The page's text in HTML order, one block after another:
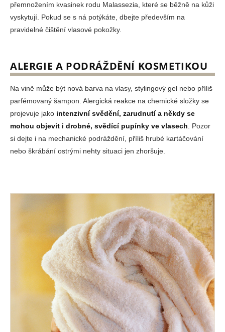
přemnožením kvasinek rodu Malassezia, které se běžně na kůži
vyskytují. Pokud se s ná potýkáte, dbejte především na
pravidelné čištění vlasové pokožky.
ALERGIE A PODRÁŽDĚNÍ KOSMETIKOU
Na vině může být nová barva na vlasy, stylingový gel nebo příliš
parfémovaný šampon. Alergická reakce na chemické složky se
projevuje jako intenzivní svědění, zarudnutí a někdy se
mohou objevit i drobné, svědící pupínky ve vlasech . Pozor
si dejte i na mechanické podráždění, příliš hrubé kartáčování
nebo škrábání ostrými nehty situaci jen zhoršuje.